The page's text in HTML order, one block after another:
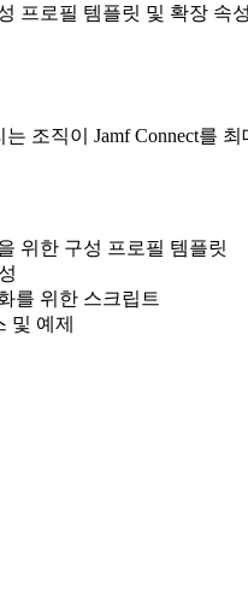
프로필 템플릿 및 확장 속
는 조직이 Jamf Connect
위한 구성 프로필 템플릿
를 위한 스크립트
및 예제